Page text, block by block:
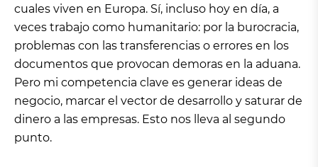
cuales viven en Europa. Sí, incluso hoy en día, a
veces trabajo como humanitario: por la burocracia,
problemas con las transferencias o errores en los
documentos que provocan demoras en la aduana.
Pero mi competencia clave es generar ideas de
negocio, marcar el vector de desarrollo y saturar de
dinero a las empresas. Esto nos lleva al segundo
punto.